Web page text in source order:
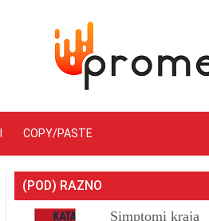
COPY/PASTE
(POD) RAZNO
Simptomi kraja